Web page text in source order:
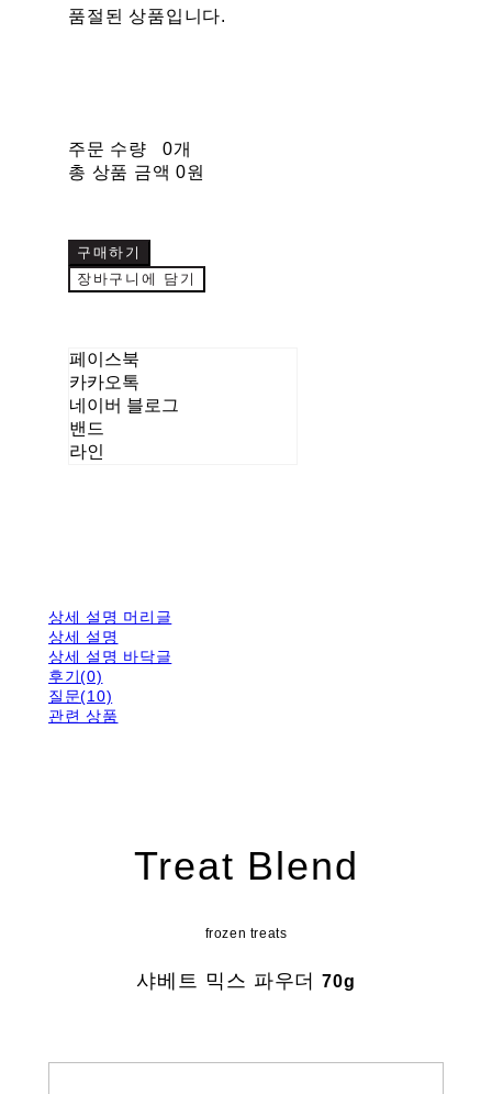
품절된 상품입니다.
주문 수량
0개
총 상품 금액 0원
구매하기
장바구니에 담기
페이스북
카카오톡
네이버 블로그
밴드
라인
상세 설명 머리글
상세 설명
상세 설명 바닥글
후기(0)
질문(10)
관련 상품
Treat Blend
frozen treats
샤베트 믹스 파우더70g